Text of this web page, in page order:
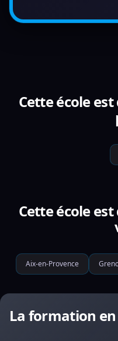
Cette école
Cette école
Aix-en-Provence
La formation